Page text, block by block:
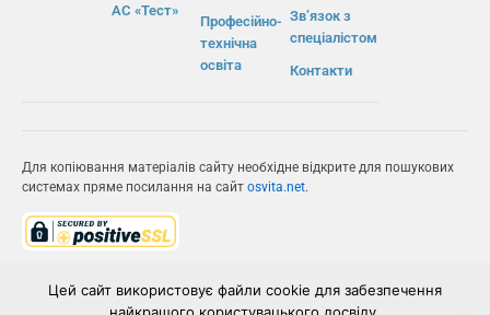
АС «Тест»
Професійно-
технічна
освіта
Зв’язок з
спеціалістом
Контакти
Для копіювання матеріалів сайту необхідне відкрите для пошукових
системах пряме посилання на сайт osvita.net.
Цей сайт використовує файли cookie для забезпечення